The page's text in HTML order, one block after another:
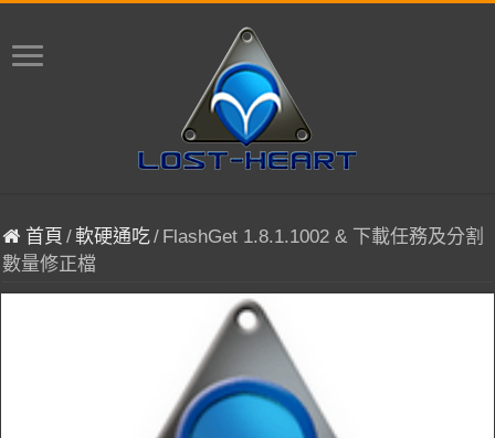
首頁 /軟硬通吃/ FlashGet 1.8.1.1002 & 下載任務及分割
數量修正檔